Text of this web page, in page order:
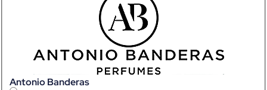
Antonio Banderas